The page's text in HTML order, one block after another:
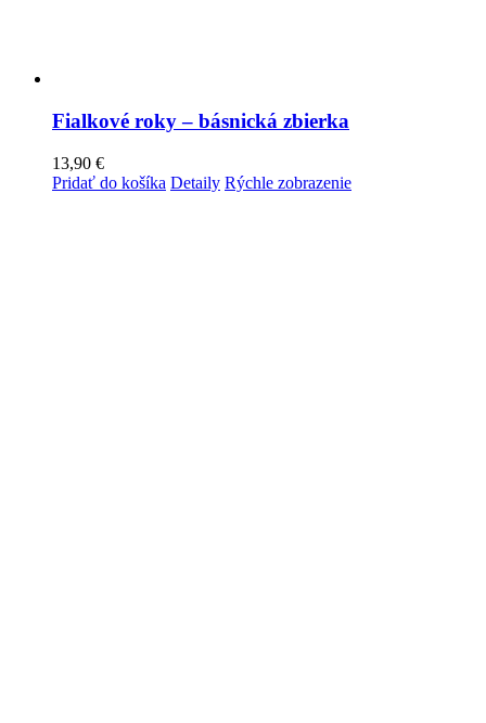
Fialkové roky – básnická zbierka
13,90 €
Pridať do košíka Detaily Rýchle zobrazenie